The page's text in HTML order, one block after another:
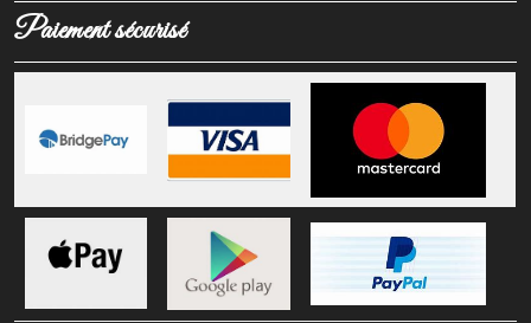
Paiement sécurisé